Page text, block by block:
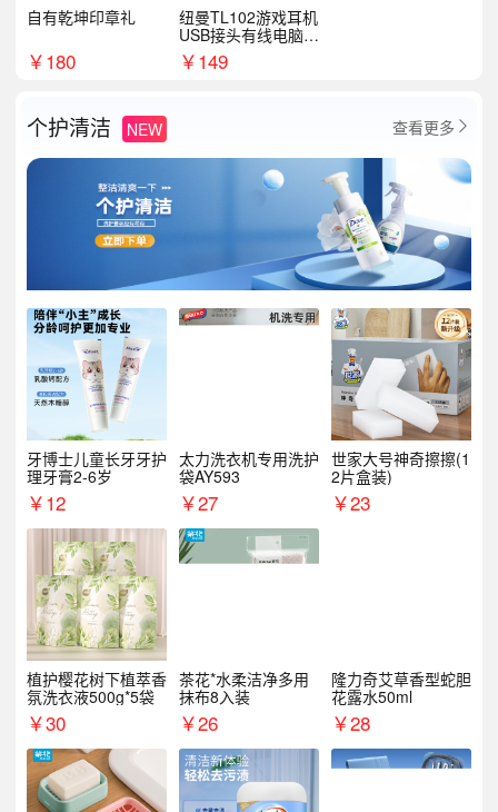
自有乾坤印章礼
￥180
纽曼TL102游戏耳机
USB接头有线电脑耳
机耳麦
￥149
个护清洁 NEW 查看更多 
牙博士儿童长牙牙护
理牙膏2-6岁
￥12
太力洗衣机专用洗护
袋AY593
￥27
世家大号神奇擦擦(1
2片盒装)
￥23
植护樱花树下植萃香
氛洗衣液500g*5袋
￥30
茶花*水柔洁净多用
抹布8入装
￥26
隆力奇艾草香型蛇胆
花露水50ml
￥28